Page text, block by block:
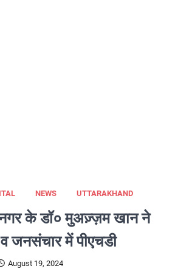
NEWS UTTARAKHAND
नगर के डॉ० मुअज़्ज़म खान ने
जनसंचार में पीएचडी
August 19, 2024